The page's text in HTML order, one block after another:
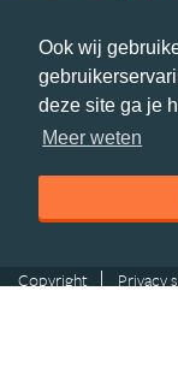
Ook wij
deze site ga je
Meer weten
VOLG
© Getaway Travel| all
Copyright
Privacy